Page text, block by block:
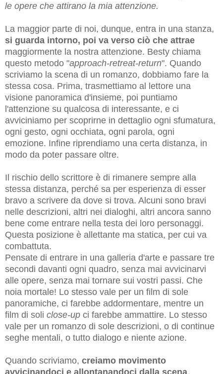
le opere che attirano la mia attenzione.
La maggior parte di noi, dunque, entra in una stanza,
si guarda intorno, poi va verso ciò che attrae
maggiormente la nostra attenzione. Besty chiama
questo metodo "approach-retreat-return". Quando
scriviamo la scena di un romanzo, dobbiamo fare la
stessa cosa. Prima, trasmettiamo al lettore una
visione panoramica d'insieme, poi puntiamo
l'attenzione su qualcosa di interessante, e ci
avviciniamo per scoprirne in dettaglio ogni sfumatura,
ogni gesto, ogni occhiata, ogni parola, ogni
emozione. Infine riprendiamo una certa distanza, in
modo da poter passare oltre.
Il rischio dello scrittore è di rimanere sempre alla
stessa distanza, perché sa per esperienza di esser
bravo a scrivere da dove si trova. Alcuni sono bravi
nelle descrizioni, altri nei dialoghi, altri ancora sanno
bene come entrare nella testa dei loro personaggi.
Questa posizione è allettante ma statica, per cui va
combattuta.
Pensate di entrare in una galleria d'arte e passare tre
secondi davanti ogni quadro, senza mai avvicinarvi
alle opere, senza mai tornare sui vostri passi. Che
noia mortale! Lo stesso vale per un film di sole
panoramiche, ci farebbe addormentare, mentre un
film di soli close-up ci farebbe ammattire. Lo stesso
vale per un romanzo di sole descrizioni, o di continue
seghe mentali, o tutto dialogo e niente azione.
Quando scriviamo, creiamo movimento
avvicinandoci e allontanandoci dalla scena.